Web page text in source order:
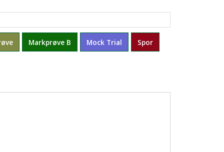
Markprøve B Mock Trial Spor